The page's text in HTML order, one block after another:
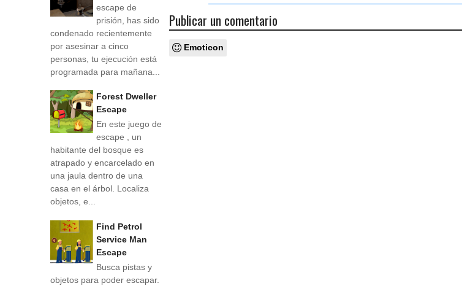
Publicar un comentario
Emoticon
escape de
prisión, has sido
condenado recientemente
por asesinar a cinco
personas, tu ejecución está
programada para mañana...
Forest Dweller
Escape
En este juego de
escape , un
habitante del bosque es
atrapado y encarcelado en
una jaula dentro de una
casa en el árbol. Localiza
objetos, e...
Find Petrol
Service Man
Escape
Busca pistas y
objetos para poder escapar.